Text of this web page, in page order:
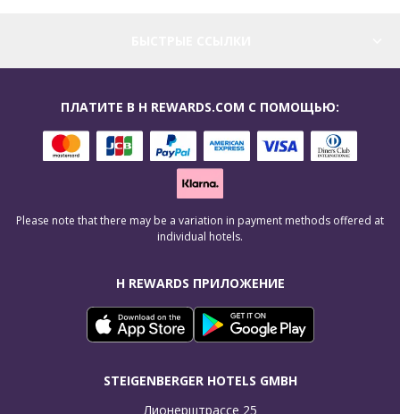
H REWARDS ПРИЛОЖЕНИЕ
STEIGENBERGER HOTELS GMBH
Лионерштрассе 25
ПЛАТИТЕ В H REWARDS.COM С ПОМОЩЬЮ:
Please note that there may be a variation in payment methods offered at
individual hotels.